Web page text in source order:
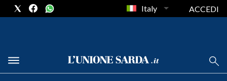
METEO
Italy ACCEDI